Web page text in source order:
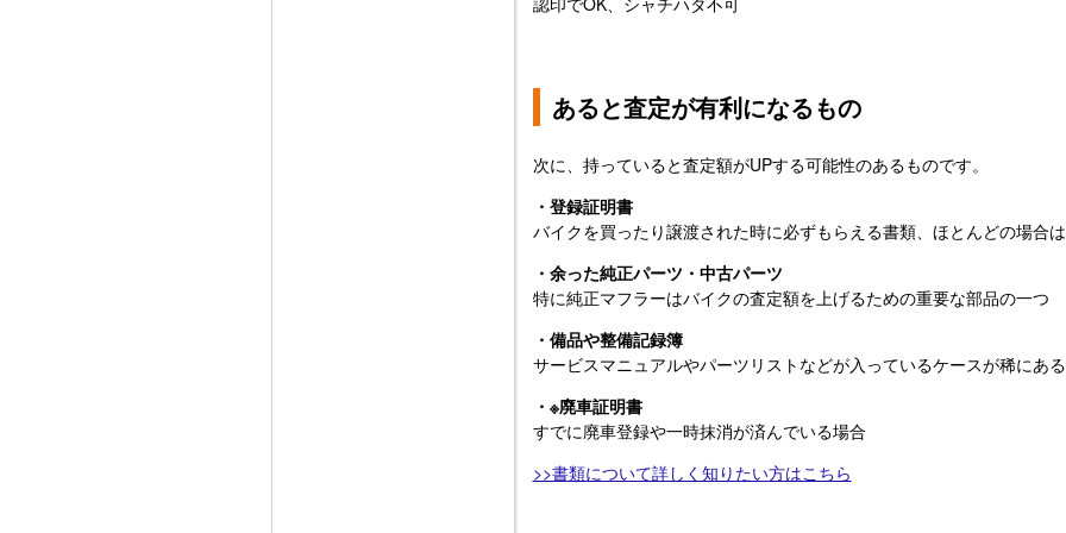
あると査定が有利になるもの
次に、持っていると査定額がUPする可能性のあるものです。
・登録証明書
バイクを買ったり譲渡された時に必ずもらえる書類、ほとんどの場合
・余った純正パーツ・中古パーツ
特に純正マフラーはバイクの査定額を上げるための重要な部品の一つ
・備品や整備記録簿
サービスマニュアルやパーツリストなどが入っているケースが稀にある
・※廃車証明書
すでに廃車登録や一時抹消が済んでいる場合
>>書類について詳しく知りたい方はこちら